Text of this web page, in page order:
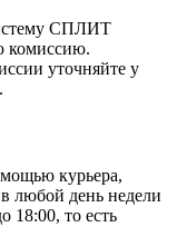
СПЛИТ
комиссию.
уточняйте у
курьера,
любой день недели
18:00, то есть